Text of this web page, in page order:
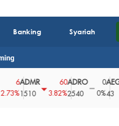
Banking Syariah
ADMR
1510
60
3.82%
ADRO
2540
0
0%
AEGS